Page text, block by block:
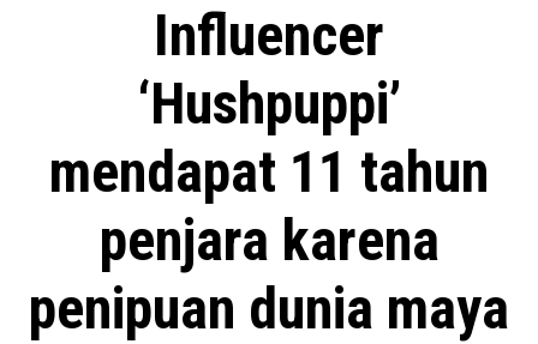
Influencer
‘Hushpuppi’
mendapat 11 tahun
penjara karena
penipuan dunia maya